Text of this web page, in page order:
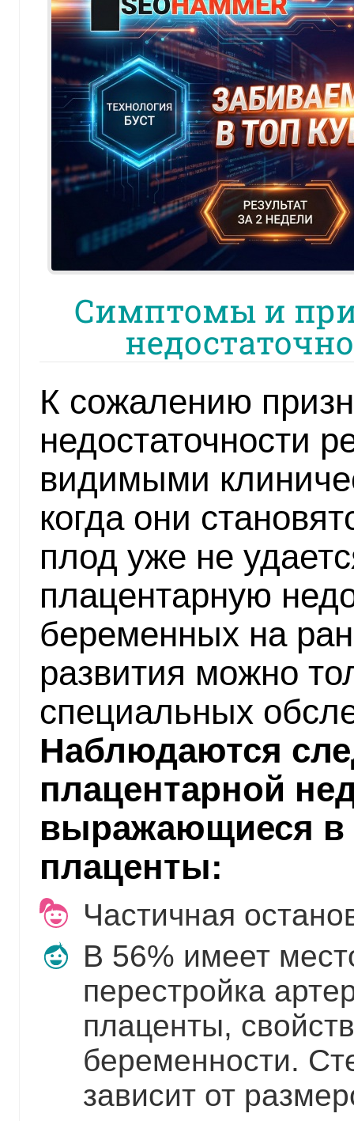
Симптомы и
К сожалению
недостаточности
видимыми
когда они
плод уже не
плацентарную
беременных на
развития можно
специальных
Наблюдаются
плацентарной
выражающиеся в
плаценты:
Частичная
В 56% имеет
перестройка
плаценты,
беременности.
зависит от